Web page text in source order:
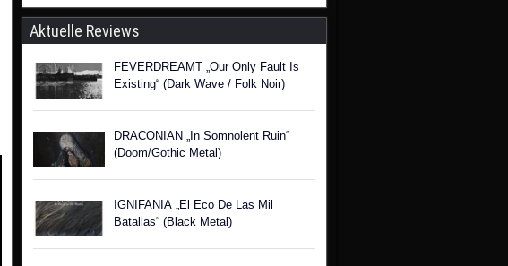
Aktuelle Reviews
FEVERDREAMT „Our Only Fault Is
Existing“ (Dark Wave / Folk Noir)
DRACONIAN „In Somnolent Ruin“
(Doom/Gothic Metal)
IGNIFANIA „El Eco De Las Mil
Batallas“ (Black Metal)